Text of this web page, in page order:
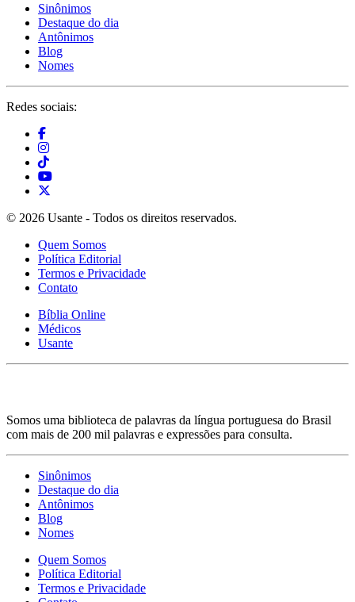
Sinônimos
Destaque do dia
Antônimos
Blog
Nomes
Redes sociais:
© 2026 Usante - Todos os direitos reservados.
Quem Somos
Política Editorial
Termos e Privacidade
Contato
Bíblia Online
Médicos
Usante
Somos uma biblioteca de palavras da língua portuguesa do Brasil
com mais de 200 mil palavras e expressões para consulta.
Sinônimos
Destaque do dia
Antônimos
Blog
Nomes
Quem Somos
Política Editorial
Termos e Privacidade